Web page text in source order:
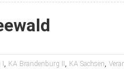
, KA Brandenburg II , KA Sachsen,